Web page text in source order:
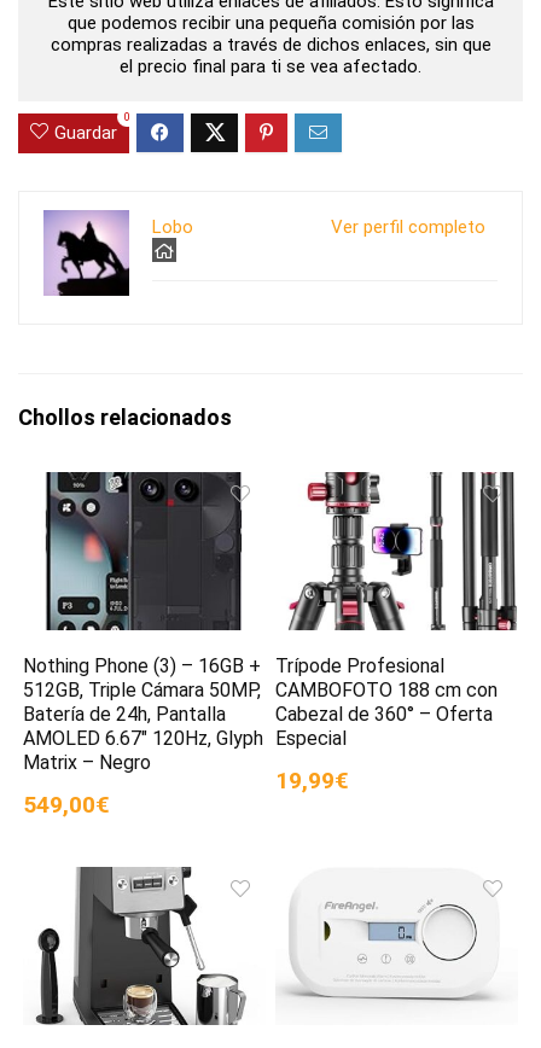
que podemos recibir una pequeña comisión por las
compras realizadas a través de dichos enlaces, sin que
el precio final para ti se vea afectado.
Guardar
0
Ver perfil completo
Lobo
Chollos relacionados
Nothing Phone (3) – 16GB +
512GB, Triple Cámara 50MP,
Batería de 24h, Pantalla
AMOLED 6.67″ 120Hz, Glyph
Matrix – Negro
549,00€
Trípode Profesional
CAMBOFOTO 188 cm con
Cabezal de 360° – Oferta
Especial
19,99€